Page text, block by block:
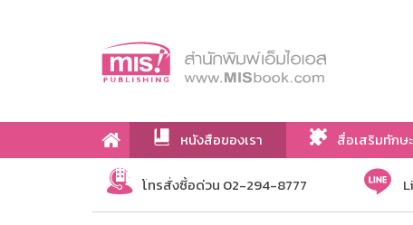
หนังสือของเรา สื่อเสริมทักษะ
เกี่ยวกับเรา
โทรสั่งซื้อด่วน 02-294-8777